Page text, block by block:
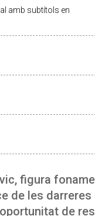
amb subtítols en
figura
de les darreres
de